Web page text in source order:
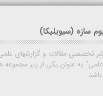
سازه (سیویلیکا)
تخصصی مقالات و گزارشهای
به عنوان یکی از زیر مجموعه